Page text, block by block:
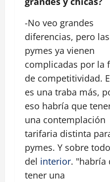
-No veo grandes
diferencias, pero las
pymes ya vienen
complicadas por la
de competitividad.
es una traba más,
eso habría que
una contemplación
tarifaria distinta
pymes. Y sobre
del interior. "habría
tener una